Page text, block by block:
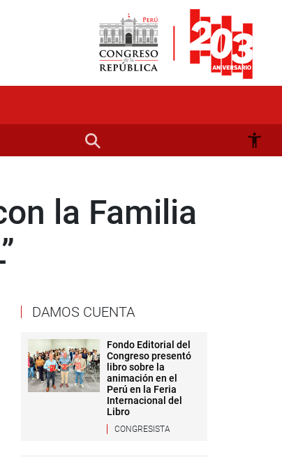
la Familia
DAMOS CUENTA
Fondo Editorial del
Congreso presentó
libro sobre la
animación en el
Perú en la Feria
Internacional del
Libro
CONGRESISTA